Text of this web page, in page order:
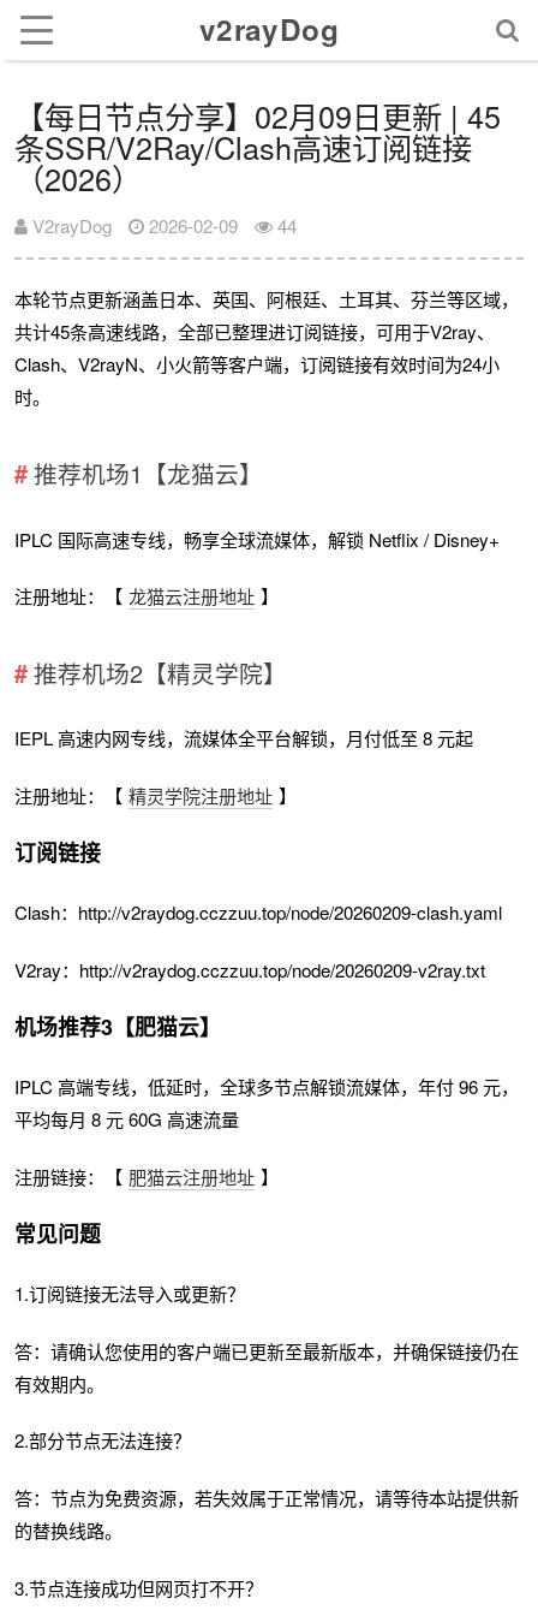
v2rayDog
【每日节点分享】02月09日更新 | 45
条SSR/V2Ray/Clash高速订阅链接
（2026）
V2rayDog 2026-02-09 44
本轮节点更新涵盖日本、英国、阿根廷、土耳其、芬兰等区域，
共计45条高速线路，全部已整理进订阅链接，可用于V2ray、
Clash、V2rayN、小火箭等客户端，订阅链接有效时间为24小
时。
推荐机场1【龙猫云】
IPLC 国际高速专线，畅享全球流媒体，解锁 Netflix / Disney+
注册地址：【 龙猫云注册地址 】
推荐机场2【精灵学院】
IEPL 高速内网专线，流媒体全平台解锁，月付低至 8 元起
注册地址：【 精灵学院注册地址 】
订阅链接
Clash：http://v2raydog.cczzuu.top/node/20260209-clash.yaml
V2ray：http://v2raydog.cczzuu.top/node/20260209-v2ray.txt
机场推荐3【肥猫云】
IPLC 高端专线，低延时，全球多节点解锁流媒体，年付 96 元，
平均每月 8 元 60G 高速流量
注册链接：【 肥猫云注册地址 】
常见问题
1.订阅链接无法导入或更新？
答：请确认您使用的客户端已更新至最新版本，并确保链接仍在
有效期内。
2.部分节点无法连接？
答：节点为免费资源，若失效属于正常情况，请等待本站提供新
的替换线路。
3.节点连接成功但网页打不开？